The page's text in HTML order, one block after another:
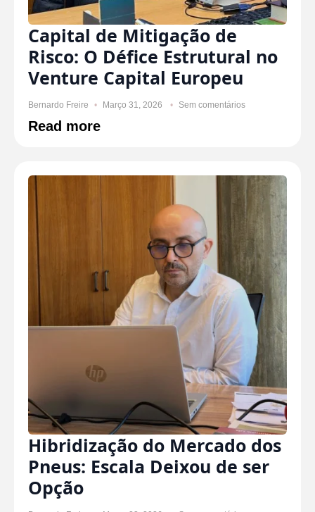
Capital de Mitigação de
Risco: O Défice Estrutural no
Venture Capital Europeu
Bernardo Freire Março 31, 2026 Sem comentários
Read more
Hibridização do Mercado dos
Pneus: Escala Deixou de ser
Opção